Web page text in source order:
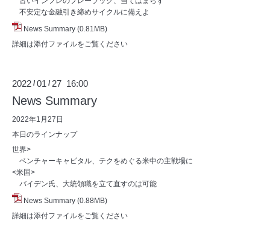
不安定な金融引き締めサイクルに備えよ
News Summary (0.81MB)
詳細は添付ファイルをご覧ください
2022 /01 / 27 16:00
News Summary
2022年1月27日
本日のラインナップ
世界>
ベンチャーキャピタル、テクをめぐる米中の主戦場に
<米国>
バイデン氏、大統領職を立て直すのは可能
News Summary (0.88MB)
詳細は添付ファイルをご覧ください